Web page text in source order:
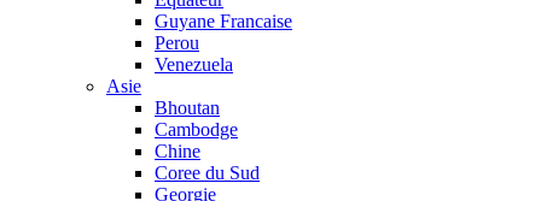
Guyane Francaise
Perou
Venezuela
Asie
Bhoutan
Cambodge
Chine
Coree du Sud
Georgie